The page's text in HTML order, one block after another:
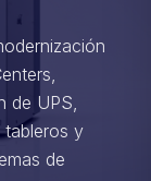
de UPS,
tableros y
de